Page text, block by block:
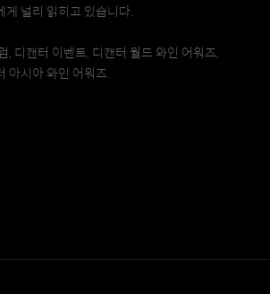
게 널리 읽히고 있습니다.
, 디캔터 이벤트, 디캔터 월드 와인 어워즈,
아시아 와인 어워즈.